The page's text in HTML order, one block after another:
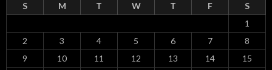
S M T W T F
S
1
2
3 4 5 6 7
8
9
10 11 12 13 14
15